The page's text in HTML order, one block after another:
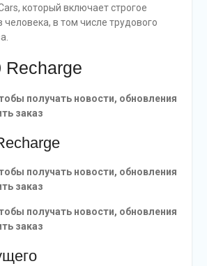
который включает строгое
в том числе трудового
Recharge
получать новости, обновления
заказ
получать новости, обновления
заказ
получать новости, обновления
заказ